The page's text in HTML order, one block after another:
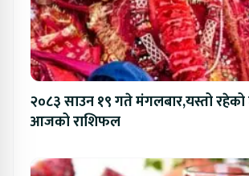
२०८३ साउन १९ गते मंगलबार,यस्तो
आजको राशिफल